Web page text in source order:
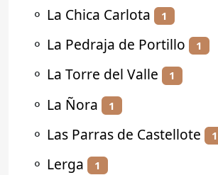
⚬ La Chica Carlota 1
⚬ La Pedraja de Portillo 1
⚬ La Torre del Valle 1
⚬ La Ñora 1
⚬ Las Parras de Castellote 1
⚬ Lerga 1